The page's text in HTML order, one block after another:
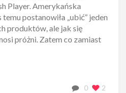
Player. Amerykańska
postanowiła „ubić” jeden
produktów, ale jak się
próżni. Zatem co zamiast
0 2